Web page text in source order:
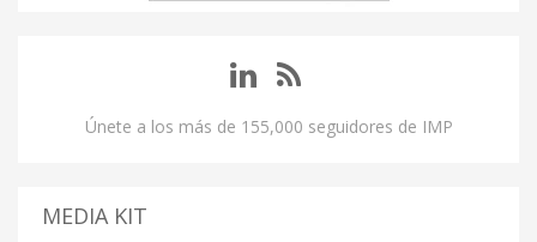
Únete a los más de 155,000 seguidores de IMP
MEDIA KIT